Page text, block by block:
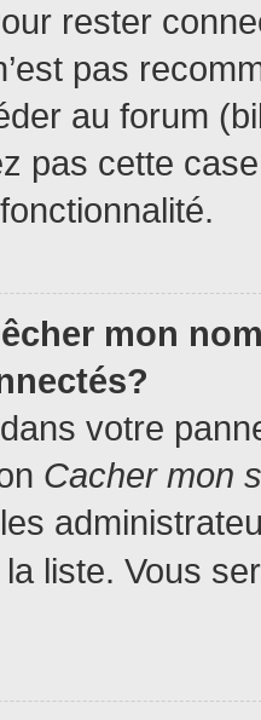
rester
pas
au forum
pas cette
mon
votre
Cacher mon
liste. Vous